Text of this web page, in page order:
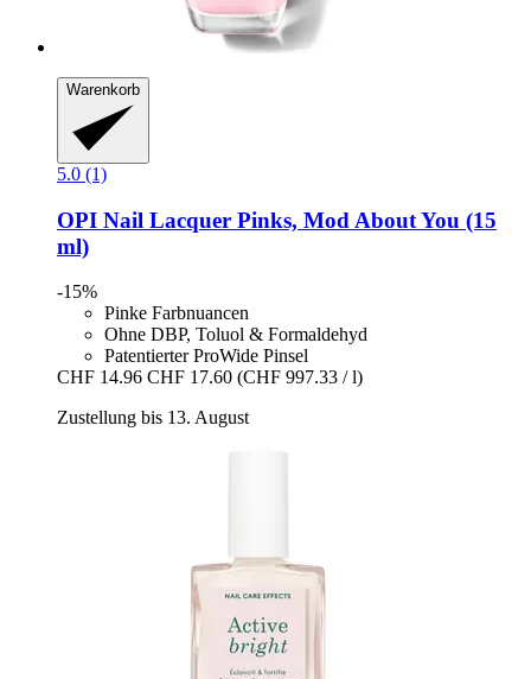
Warenkorb
5.0 (1)
OPI Nail Lacquer Pinks, Mod About You (15
ml)
-15%
Pinke Farbnuancen
Ohne DBP, Toluol & Formaldehyd
Patentierter ProWide Pinsel
CHF 14.96 CHF 17.60 (CHF 997.33 / l)
Zustellung bis 13. August